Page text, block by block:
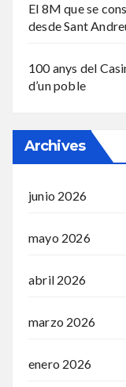
El 8M que se
desde Sant
100 anys del
d’un poble
Archives
junio 2026
mayo 2026
abril 2026
marzo 2026
enero 2026